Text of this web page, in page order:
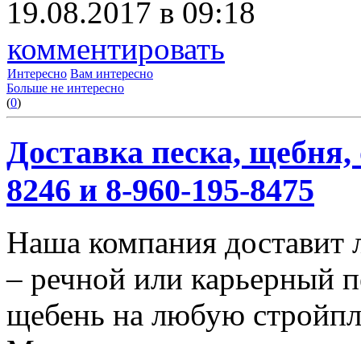
19.08.2017 в 09:18
комментировать
Интересно Вам интересно
Больше не интересно
(0)
Доставка песка, щебня,
8246 и 8-960-195-8475
Наша компания доставит
– речной или карьерный
щебень на любую